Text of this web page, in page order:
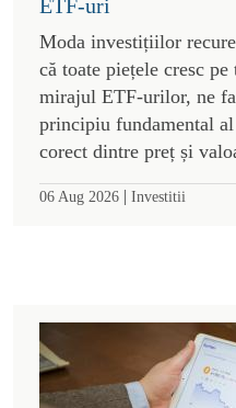
ETF-uri
Moda investițiilor
că toate piețele cresc
mirajul ETF-urilor, ne
principiu fundamental
corect dintre preț și
06 Aug 2026 | Investitii